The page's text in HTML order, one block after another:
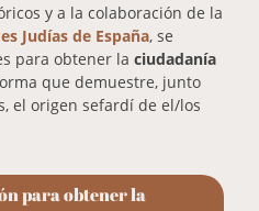
y a la colaboración de la
Judías de España, se
para obtener la ciudadanía
que demuestre, junto
el origen sefardí de el/los
para obtener la